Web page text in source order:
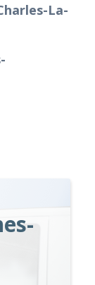
La-